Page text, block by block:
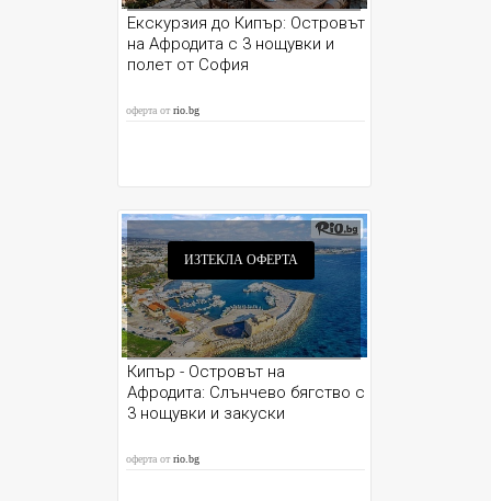
Екскурзия до Кипър: Островът
на Афродита с 3 нощувки и
полет от София
оферта отrio.bg
ИЗТЕКЛА ОФЕРТА
Кипър - Островът на
Афродита: Слънчево бягство с
3 нощувки и закуски
оферта отrio.bg